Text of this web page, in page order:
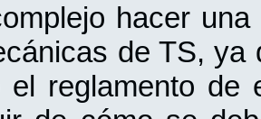
hacer
de TS, ya
el reglamento